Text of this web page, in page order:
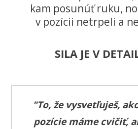
kam posunúť ruku,
v pozícii netrpeli a
SILA JE V
"To, že vysvetľuješ,
pozície máme cvičiť,